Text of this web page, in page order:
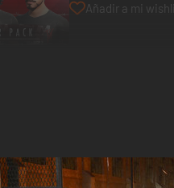
Añadir a mi